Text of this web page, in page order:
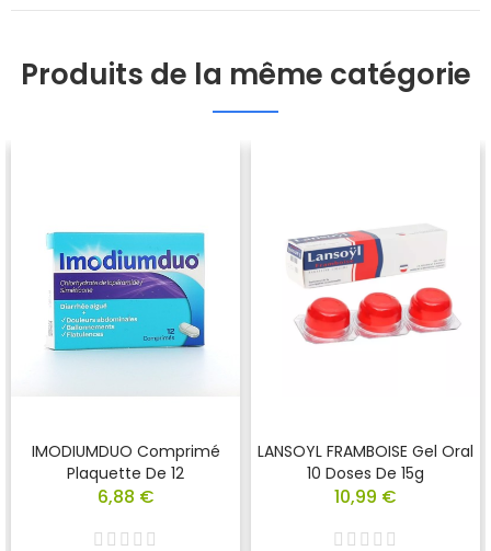
Produits de la même catégorie
IMODIUMDUO Comprimé
Plaquette De 12
6,88 €
LANSOYL FRAMBOISE Gel Oral
10 Doses De 15g
10,99 €